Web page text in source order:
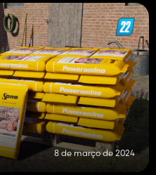
8 de março de 2024